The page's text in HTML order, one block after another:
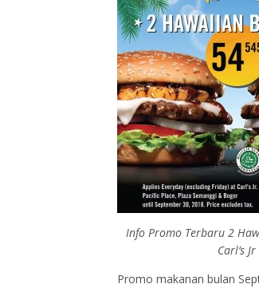
Info Promo Terbaru 2
Carl’s Jr
Promo makanan bulan